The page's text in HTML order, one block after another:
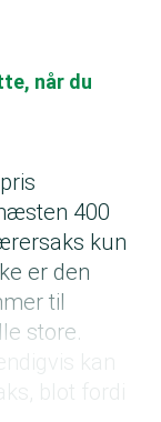
når du
400
kun
er den
til
store.
blot fordi